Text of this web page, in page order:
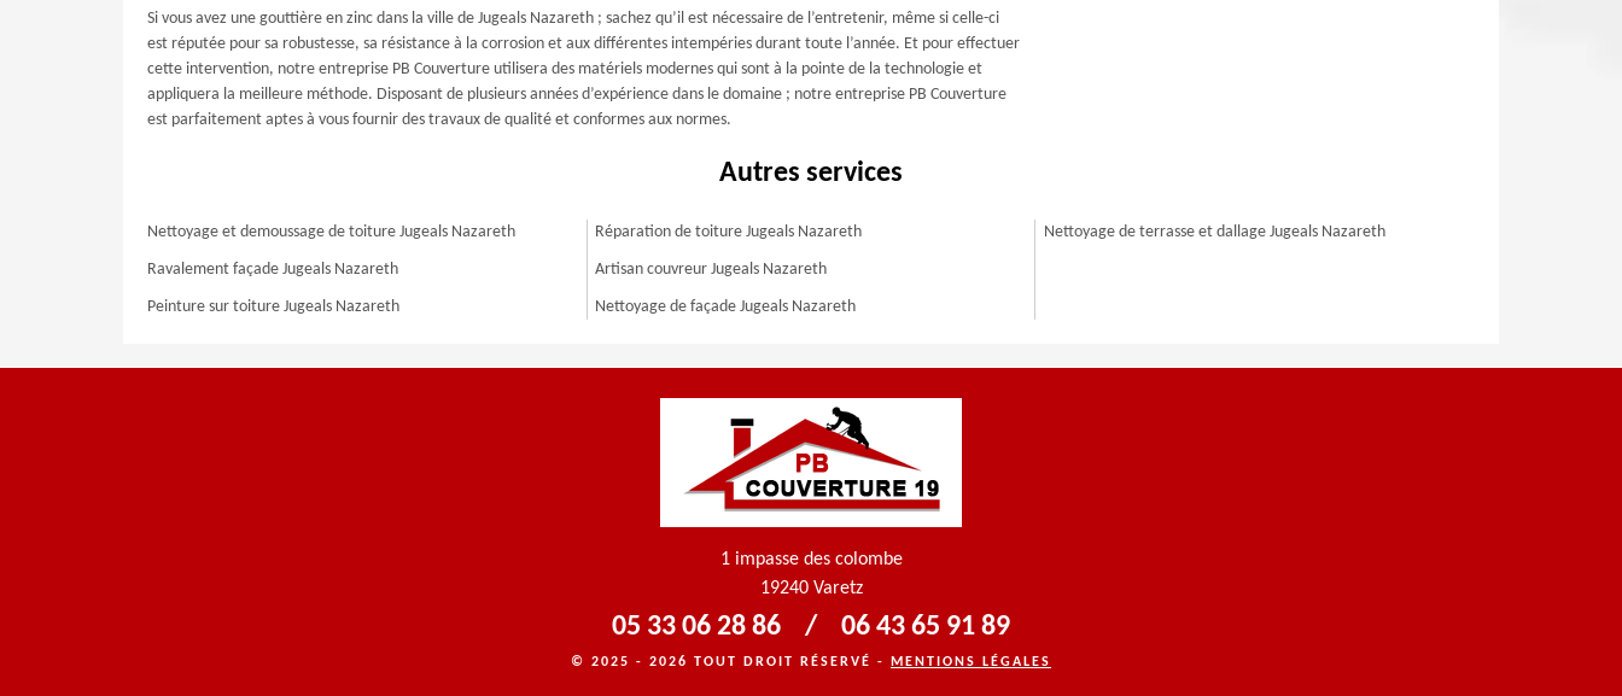
Si vous avez une gouttière en zinc dans la ville de Jugeals Nazareth ; sachez qu’il est nécessaire de l’entretenir, même si celle-ci
est réputée pour sa robustesse, sa résistance à la corrosion et aux différentes intempéries durant toute l’année. Et pour effectuer
cette intervention, notre entreprise PB Couverture utilisera des matériels modernes qui sont à la pointe de la technologie et
appliquera la meilleure méthode. Disposant de plusieurs années d’expérience dans le domaine ; notre entreprise PB Couverture
est parfaitement aptes à vous fournir des travaux de qualité et conformes aux normes.
Autres services
Nettoyage et demoussage de toiture Jugeals Nazareth
Ravalement façade Jugeals Nazareth
Peinture sur toiture Jugeals Nazareth
Réparation de toiture Jugeals Nazareth
Artisan couvreur Jugeals Nazareth
Nettoyage de façade Jugeals Nazareth
Nettoyage de terrasse et dallage Jugeals Nazareth
1 impasse des colombe
19240 Varetz
05 33 06 28 86 / 06 43 65 91 89
© 2025 - 2026 TOUT DROIT RÉSERVÉ - MENTIONS LÉGALES